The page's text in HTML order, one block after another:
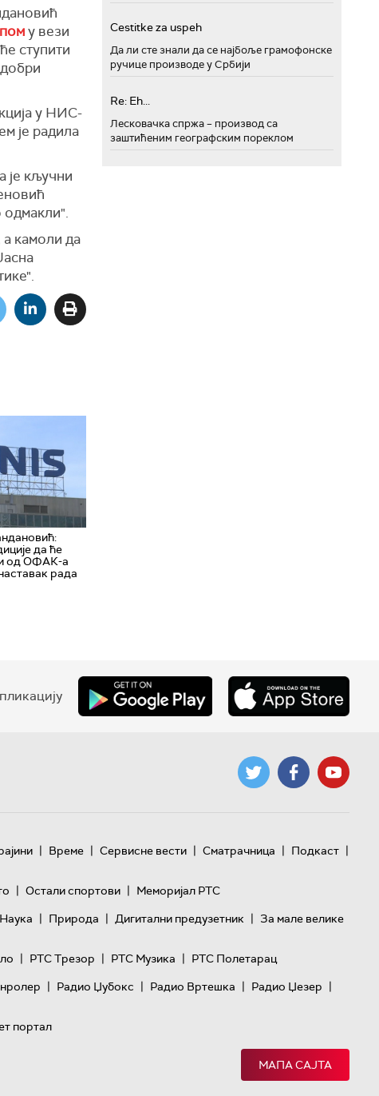
у вези
ступити
у НИС-
је радила
је кључни
одмакли".
камоли да
да ће
од ОФАК-а
рада
Cestitke za uspeh
Да ли сте знали да се најбоље грамофонске
ручице производе у Србији
Re: Eh...
Лесковачка спржа – производ са
заштићеним географским пореклом
| Време | Сервисне вести | Сматрачница | Подкаст |
| Остали спортови | Меморијал РТС
Наука | Природа | Дигитални предузетник | За мале велике
| РТС Трезор | РТС Музика | РТС Полетарац
| Радио Џубокс | Радио Вртешка | Радио Џезер |
портал
МАПА САЈТА